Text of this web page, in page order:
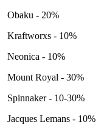
Obaku - 20%
Kraftworxs - 10%
Neonica - 10%
Mount Royal - 30%
Spinnaker - 10-30%
Jacques Lemans - 10%